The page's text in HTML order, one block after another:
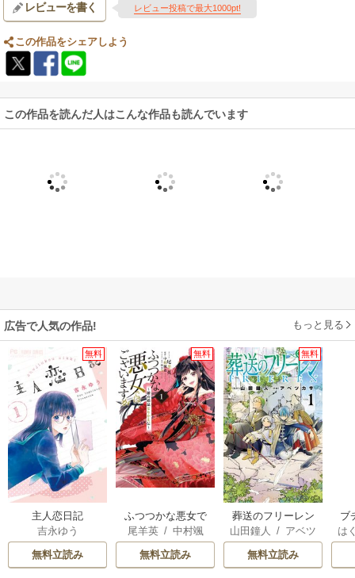
レビューを書く レビュー投稿で最大1000pt!
この作品をシェアしよう
この作品を読んだ人はこんな作品も読んでいます
広告で人気の作品! もっと見る
無料
主人恋日記
吉永ゆう
無料立読み
無料
ふつつかな悪女で
はございますが ～
雛宮蝶鼠とりかえ
伝～
尾羊英/ 中村颯
/ ゆき哉
無料立読み
無料
葬送のフリーレン
山田鐘人
/ アベツ
カサ
無料立読み
ブ
復
は